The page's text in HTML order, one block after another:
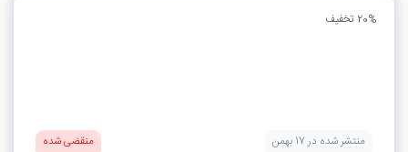
20% تخفیف
منتشر شده در 17 بهمن منقضی شده